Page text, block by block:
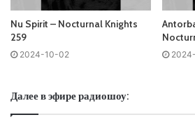
Ваша оценка:4.48 (
Nu Spirit – Nocturnal Knights
259
2024-10-02
Далее в эфире радиошоу: